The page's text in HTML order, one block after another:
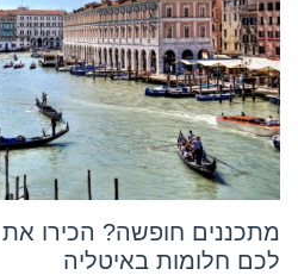
מתכננים חופשה? הכירו
לכם חלומות באיטליה